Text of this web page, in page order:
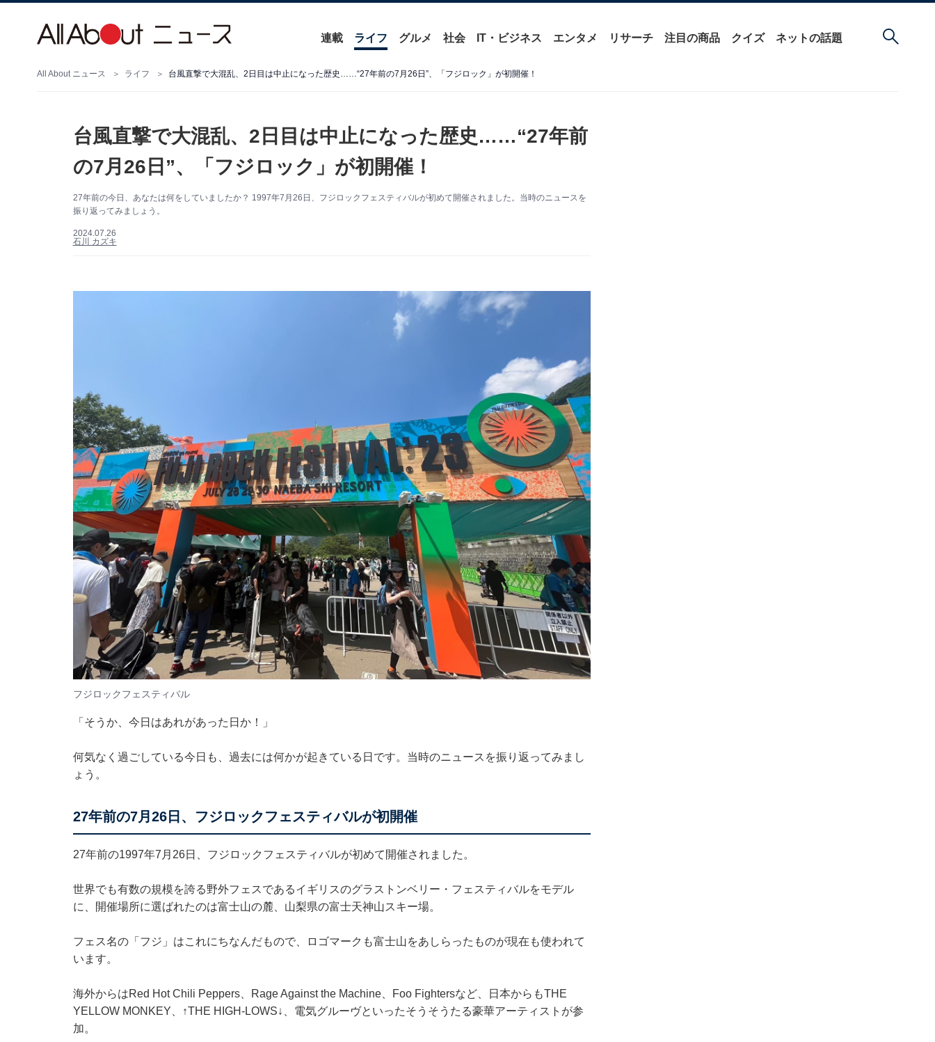
連載 ライフ グルメ 社会 IT・ビジネス エンタメ リサーチ 注目の商品 クイズ ネットの話題
All About ニュース ライフ 台風直撃で大混乱、2日目は中止になった歴史……“27年前の7月26日”、「フジロック」が初開催！
台風直撃で大混乱、2日目は中止になった歴史……“27年前
の7月26日”、「フジロック」が初開催！
27年前の今日、あなたは何をしていましたか？ 1997年7月26日、フジロックフェスティバルが初めて開催されました。当時のニュースを
振り返ってみましょう。
2024.07.26
石川 カズキ
フジロックフェスティバル
「そうか、今日はあれがあった日か！」
何気なく過ごしている今日も、過去には何かが起きている日です。当時のニュースを振り返ってみまし
ょう。
27年前の7月26日、フジロックフェスティバルが初開催
27年前の1997年7月26日、フジロックフェスティバルが初めて開催されました。
世界でも有数の規模を誇る野外フェスであるイギリスのグラストンベリー・フェスティバルをモデル
に、開催場所に選ばれたのは富士山の麓、山梨県の富士天神山スキー場。
フェス名の「フジ」はこれにちなんだもので、ロゴマークも富士山をあしらったものが現在も使われて
います。
海外からはRed Hot Chili Peppers、Rage Against the Machine、Foo Fightersなど、日本からもTHE
YELLOW MONKEY、↑THE HIGH-LOWS↓、電気グルーヴといったそうそうたる豪華アーティストが参
加。